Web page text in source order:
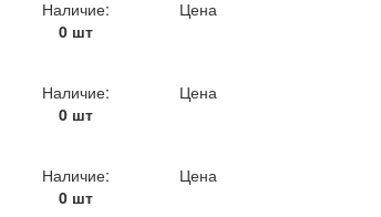
Наличие:
0 шт
Цена
Наличие:
0 шт
Цена
Наличие:
0 шт
Цена